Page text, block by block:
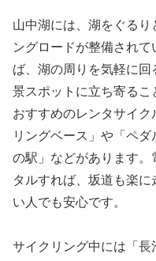
山中湖には、湖をぐるり
ングロードが整備され
ば、湖の周りを気軽に
景スポットに立ち寄るこ
おすすめのレンタサイ
リングベース」や「ペ
の駅」などがあります
タルすれば、坂道も楽
い人でも安心です。
サイクリング中には「